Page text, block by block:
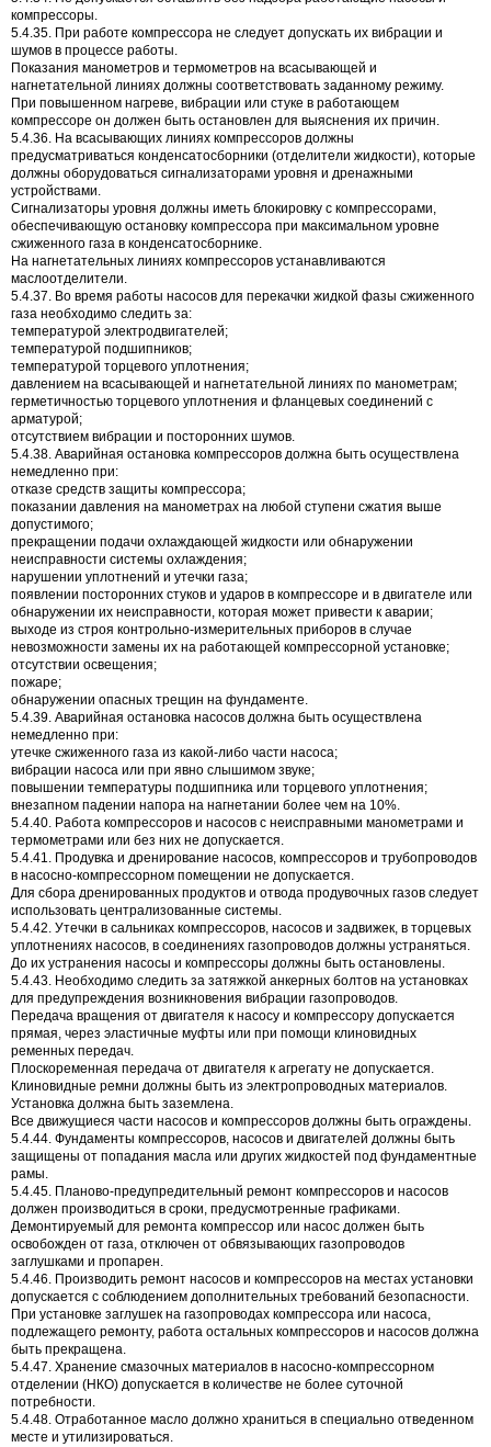
компрессоры.
5.4.35. При работе компрессора не следует допускать их вибрации и
шумов в процессе работы.
Показания манометров и термометров на всасывающей и
нагнетательной линиях должны соответствовать заданному режиму.
При повышенном нагреве, вибрации или стуке в работающем
компрессоре он должен быть остановлен для выяснения их причин.
5.4.36. На всасывающих линиях компрессоров должны
предусматриваться конденсатосборники (отделители жидкости), которые
должны оборудоваться сигнализаторами уровня и дренажными
устройствами.
Сигнализаторы уровня должны иметь блокировку с компрессорами,
обеспечивающую остановку компрессора при максимальном уровне
сжиженного газа в конденсатосборнике.
На нагнетательных линиях компрессоров устанавливаются
маслоотделители.
5.4.37. Во время работы насосов для перекачки жидкой фазы сжиженного
газа необходимо следить за:
температурой электродвигателей;
температурой подшипников;
температурой торцевого уплотнения;
давлением на всасывающей и нагнетательной линиях по манометрам;
герметичностью торцевого уплотнения и фланцевых соединений с
арматурой;
отсутствием вибрации и посторонних шумов.
5.4.38. Аварийная остановка компрессоров должна быть осуществлена
немедленно при:
отказе средств защиты компрессора;
показании давления на манометрах на любой ступени сжатия выше
допустимого;
прекращении подачи охлаждающей жидкости или обнаружении
неисправности системы охлаждения;
нарушении уплотнений и утечки газа;
появлении посторонних стуков и ударов в компрессоре и в двигателе или
обнаружении их неисправности, которая может привести к аварии;
выходе из строя контрольно-измерительных приборов в случае
невозможности замены их на работающей компрессорной установке;
отсутствии освещения;
пожаре;
обнаружении опасных трещин на фундаменте.
5.4.39. Аварийная остановка насосов должна быть осуществлена
немедленно при:
утечке сжиженного газа из какой-либо части насоса;
вибрации насоса или при явно слышимом звуке;
повышении температуры подшипника или торцевого уплотнения;
внезапном падении напора на нагнетании более чем на 10%.
5.4.40. Работа компрессоров и насосов с неисправными манометрами и
термометрами или без них не допускается.
5.4.41. Продувка и дренирование насосов, компрессоров и трубопроводов
в насосно-компрессорном помещении не допускается.
Для сбора дренированных продуктов и отвода продувочных газов следует
использовать централизованные системы.
5.4.42. Утечки в сальниках компрессоров, насосов и задвижек, в торцевых
уплотнениях насосов, в соединениях газопроводов должны устраняться.
До их устранения насосы и компрессоры должны быть остановлены.
5.4.43. Необходимо следить за затяжкой анкерных болтов на установках
для предупреждения возникновения вибрации газопроводов.
Передача вращения от двигателя к насосу и компрессору допускается
прямая, через эластичные муфты или при помощи клиновидных
ременных передач.
Плоскоременная передача от двигателя к агрегату не допускается.
Клиновидные ремни должны быть из электропроводных материалов.
Установка должна быть заземлена.
Все движущиеся части насосов и компрессоров должны быть ограждены.
5.4.44. Фундаменты компрессоров, насосов и двигателей должны быть
защищены от попадания масла или других жидкостей под фундаментные
рамы.
5.4.45. Планово-предупредительный ремонт компрессоров и насосов
должен производиться в сроки, предусмотренные графиками.
Демонтируемый для ремонта компрессор или насос должен быть
освобожден от газа, отключен от обвязывающих газопроводов
заглушками и пропарен.
5.4.46. Производить ремонт насосов и компрессоров на местах установки
допускается с соблюдением дополнительных требований безопасности.
При установке заглушек на газопроводах компрессора или насоса,
подлежащего ремонту, работа остальных компрессоров и насосов должна
быть прекращена.
5.4.47. Хранение смазочных материалов в насосно-компрессорном
отделении (НКО) допускается в количестве не более суточной
потребности.
5.4.48. Отработанное масло должно храниться в специально отведенном
месте и утилизироваться.